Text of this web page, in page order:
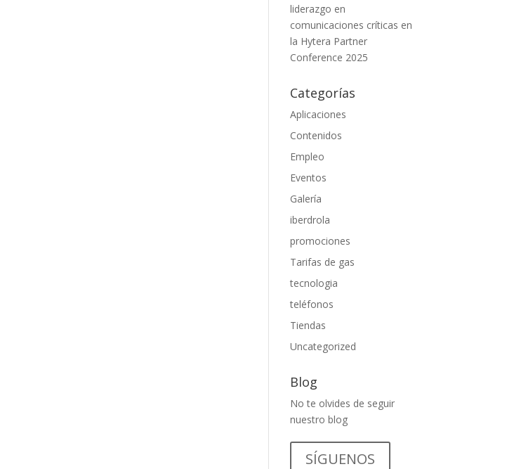
liderazgo en
comunicaciones críticas en
la Hytera Partner
Conference 2025
Categorías
Aplicaciones
Contenidos
Empleo
Eventos
Galería
iberdrola
promociones
Tarifas de gas
tecnologia
teléfonos
Tiendas
Uncategorized
Blog
No te olvides de seguir
nuestro blog
SÍGUENOS